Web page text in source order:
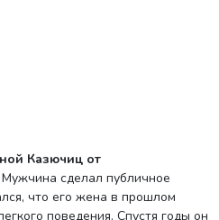
Казючиц от
сделал публичное
что его жена в прошлом
поведения. Спустя годы он